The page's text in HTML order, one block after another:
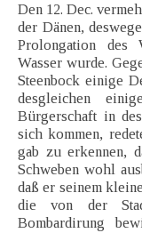
Den 12. Dec.
der Dänen,
Prolongation des
Wasser wurde.
Steenbock einige
desgleichen
Bürgerschaft in
sich kommen,
gab zu erkennen,
Schweben wohl
daß er seinem
die von der
Bombardirung